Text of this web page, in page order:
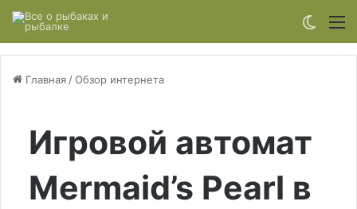
Главная /Обзор интернета
Игровой автомат
Mermaid’s Pearl в